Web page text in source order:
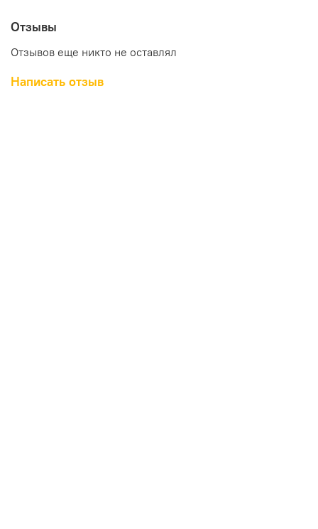
Отзывы
Отзывов еще никто не оставлял
Написать отзыв